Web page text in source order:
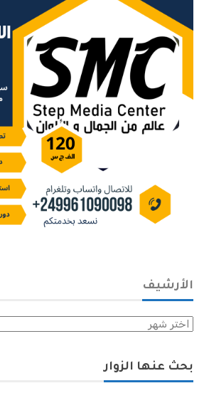
الأرشيف
الأرشيف
بحث عنها الزوار